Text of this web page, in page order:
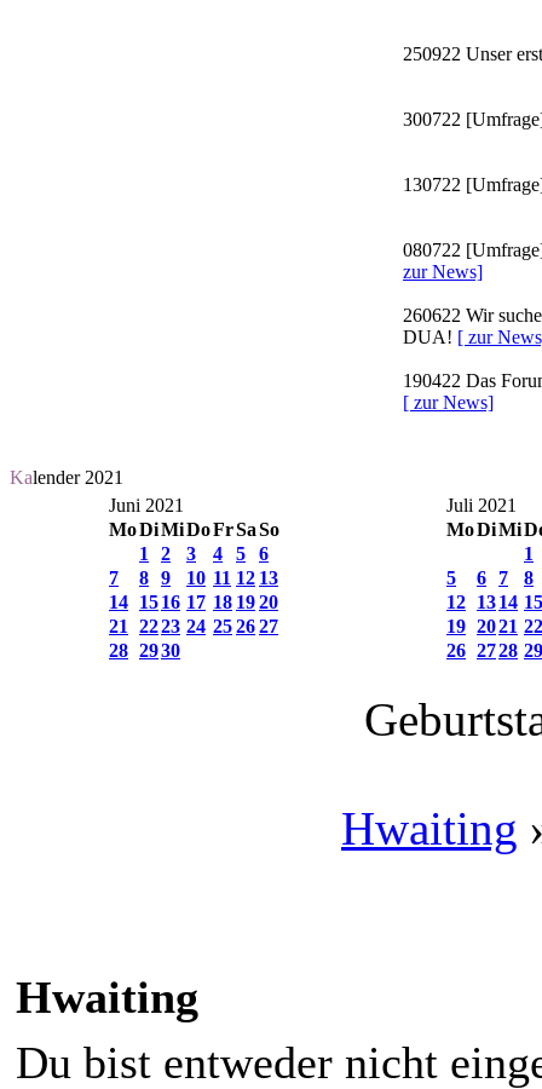
250922 Unser
300722
130722
080722
zur News]
260622 Wir
DUA! [ zur
190422 Das
[ zur News]
Kalender 2021
Juni 2021
MoDiMiDoFrSaSo
1
2 3 4 5
6
7
8 9 10 11 12 13
14 1516 17 18 1920
21
2223 24 252627
28 2930
Juli 2021
MoDiMi
1
5
6 7
8
12 1314 15
19 2021 22
26 2728 29
Hwaiting
Hwaiting
Du bist entweder nicht